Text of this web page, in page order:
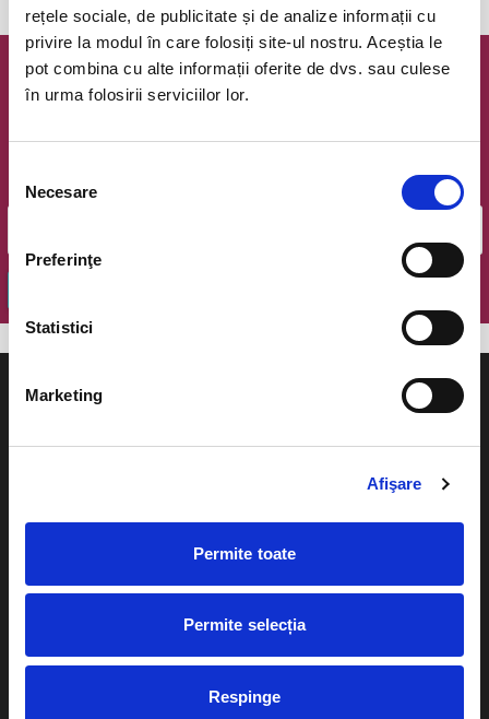
rețele sociale, de publicitate și de analize informații cu
privire la modul în care folosiți site-ul nostru. Aceștia le
pot combina cu alte informații oferite de dvs. sau culese
în urma folosirii serviciilor lor.
consimțământului
Necesare
Preferinţe
Statistici
Marketing
Afişare
Permite toate
Permite selecția
Respinge
Newsletter @ Bilete.ro
Oferte exclusive si o editie saptamanala cu cele mai noi
Email
Cum comand bilete?
Plata online sau cash
eBilet printat acasa
Livrare prin curier
festivaluri
Pentru copii